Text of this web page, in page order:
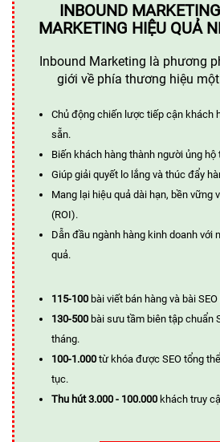
INBOUND
MARKETING HIỆU QUẢ
Inbound Marketing là phương
giới về phía thương hiệu
Chủ động chiến lược tiếp cận khách
sẵn.
Biến khách hàng thành người ủng
Giúp giải quyết lo lắng và thúc đẩy
Mang lại hiệu quả dài hạn, bền vững
(ROI).
Dẫn đầu ngành hàng kinh doanh với
quả.
115-100 bài viết bán hàng và bài
130-500 bài sưu tầm biên tập chuẩn
tháng.
100-1.000 từ khóa được SEO tổng
tục.
Thu hút 3.000 - 100.000 khách truy